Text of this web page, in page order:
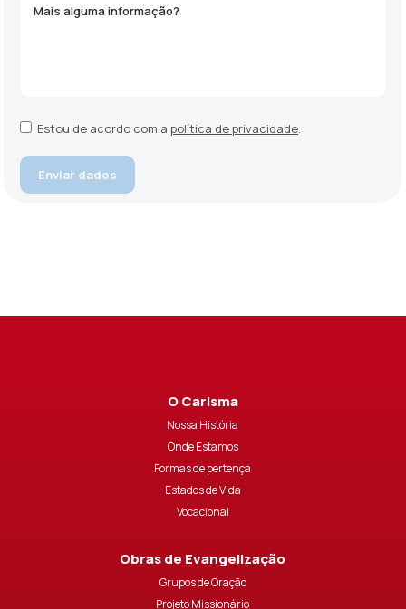
Estou de acordo com apolítica de privacidade.
O Carisma
Nossa História
Onde Estamos
Formas de pertença
Estados de Vida
Vocacional
Obras de Evangelização
Grupos de Oração
Projeto Missionário